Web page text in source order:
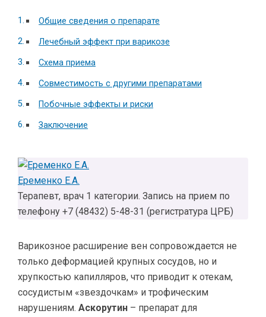
Общие сведения о препарате
Лечебный эффект при варикозе
Схема приема
Совместимость с другими препаратами
Побочные эффекты и риски
Заключение
Еременко Е.А.
Терапевт, врач 1 категории. Запись на прием по
телефону +7 (48432) 5-48-31 (регистратура ЦРБ)
Варикозное расширение вен сопровождается не
только деформацией крупных сосудов, но и
хрупкостью капилляров, что приводит к отекам,
сосудистым «звездочкам» и трофическим
нарушениям. Аскорутин – препарат для